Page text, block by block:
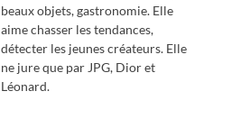
beaux objets, gastronomie. Elle
aime chasser les tendances,
détecter les jeunes créateurs. Elle
ne jure que par JPG, Dior et
Léonard.